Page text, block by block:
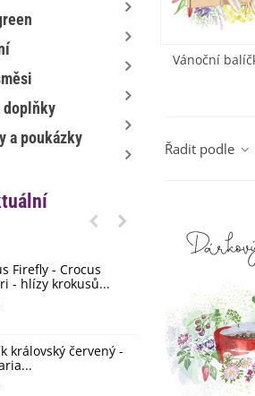
doplňky
a poukázky
Firefly - Crocus
- hlízy krokusů...
královský červený -
box
192 Kč
plochu
84 Kč
Vánoční
Řadit podle